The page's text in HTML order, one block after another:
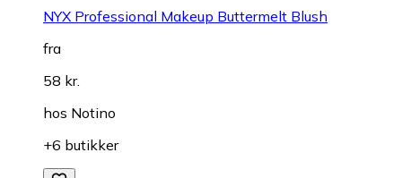
NYX Professional Makeup Buttermelt Blush
fra
58 kr.
hos Notino
+6 butikker